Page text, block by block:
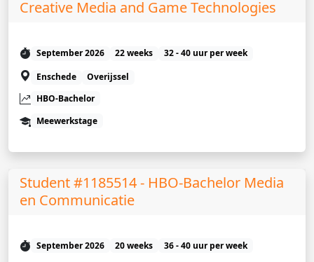
Creative Media and Game Technologies
September 2026 22 weeks
32 - 40 uur per week
Enschede
Overijssel
HBO-Bachelor
Meewerkstage
Student #1185514 - HBO-Bachelor Media
en Communicatie
September 2026 20 weeks
36 - 40 uur per week